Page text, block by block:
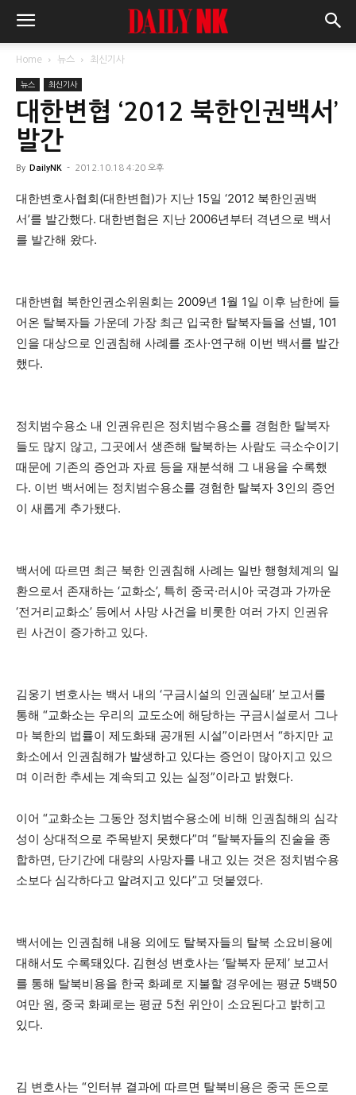
Home 뉴스 최신기사
뉴스 최신기사
대한변협 ‘2012 북한인권백서’
발간
By DailyNK - 2012.10.18 4:20 오후
대한변호사협회(대한변협)가 지난 15일 ‘2012 북한인권백
서’를 발간했다. 대한변협은 지난 2006년부터 격년으로 백서
를 발간해 왔다.
대한변협 북한인권소위원회는 2009년 1월 1일 이후 남한에 들
어온 탈북자들 가운데 가장 최근 입국한 탈북자들을 선별, 101
인을 대상으로 인권침해 사례를 조사·연구해 이번 백서를 발간
했다.
정치범수용소 내 인권유린은 정치범수용소를 경험한 탈북자
들도 많지 않고, 그곳에서 생존해 탈북하는 사람도 극소수이기
때문에 기존의 증언과 자료 등을 재분석해 그 내용을 수록했
다. 이번 백서에는 정치범수용소를 경험한 탈북자 3인의 증언
이 새롭게 추가됐다.
백서에 따르면 최근 북한 인권침해 사례는 일반 행형체계의 일
환으로서 존재하는 ‘교화소’, 특히 중국·러시아 국경과 가까운
‘전거리교화소’ 등에서 사망 사건을 비롯한 여러 가지 인권유
린 사건이 증가하고 있다.
김웅기 변호사는 백서 내의 ‘구금시설의 인권실태’ 보고서를
통해 “교화소는 우리의 교도소에 해당하는 구금시설로서 그나
마 북한의 법률이 제도화돼 공개된 시설”이라면서 “하지만 교
화소에서 인권침해가 발생하고 있다는 증언이 많아지고 있으
며 이러한 추세는 계속되고 있는 실정”이라고 밝혔다.
이어 “교화소는 그동안 정치범수용소에 비해 인권침해의 심각
성이 상대적으로 주목받지 못했다”며 “탈북자들의 진술을 종
합하면, 단기간에 대량의 사망자를 내고 있는 것은 정치범수용
소보다 심각하다고 알려지고 있다”고 덧붙였다.
백서에는 인권침해 내용 외에도 탈북자들의 탈북 소요비용에
대해서도 수록돼있다. 김현성 변호사는 ‘탈북자 문제’ 보고서
를 통해 탈북비용을 한국 화폐로 지불할 경우에는 평균 5백50
여만 원, 중국 화폐로는 평균 5천 위안이 소요된다고 밝히고
있다.
김 변호사는 “인터뷰 결과에 따르면 탈북비용은 중국 돈으로